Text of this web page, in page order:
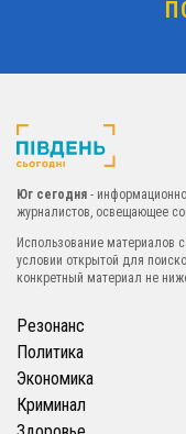
Юг сегодня -
журналистов, освещающее
Использование материалов
условии открытой для
конкретный материал не
Резонанс
Политика
Экономика
Криминал